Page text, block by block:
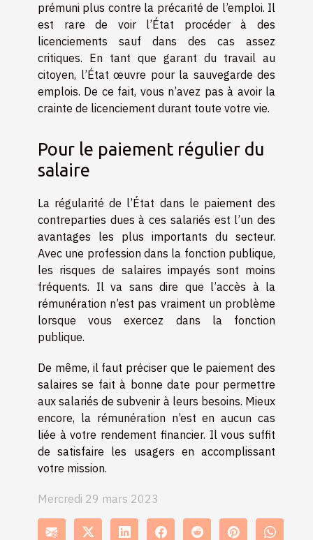
prémuni plus contre la précarité de l’emploi. Il
est rare de voir l’État procéder à des
licenciements sauf dans des cas assez
critiques. En tant que garant du travail au
citoyen, l’État œuvre pour la sauvegarde des
emplois. De ce fait, vous n’avez pas à avoir la
crainte de licenciement durant toute votre vie.
Pour le paiement régulier du
salaire
La régularité de l’État dans le paiement des
contreparties dues à ces salariés est l’un des
avantages les plus importants du secteur.
Avec une profession dans la fonction publique,
les risques de salaires impayés sont moins
fréquents. Il va sans dire que l’accès à la
rémunération n’est pas vraiment un problème
lorsque vous exercez dans la fonction
publique.
De même, il faut préciser que le paiement des
salaires se fait à bonne date pour permettre
aux salariés de subvenir à leurs besoins. Mieux
encore, la rémunération n’est en aucun cas
liée à votre rendement financier. Il vous suffit
de satisfaire les usagers en accomplissant
votre mission.
Mercredi 29 mars 2023